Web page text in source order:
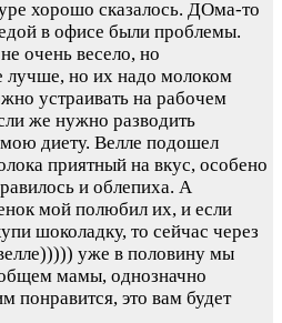
хорошо сказалось. ДОма-то
в офисе были проблемы.
очень весело, но
но их надо молоком
устраивать на рабочем
же нужно разводить
диету. Велле подошел
приятный на вкус, особено
и облепиха. А
мой полюбил их, и если
шоколадку, то сейчас через
уже в половину мы
мамы, однозначно
понравится, это вам будет